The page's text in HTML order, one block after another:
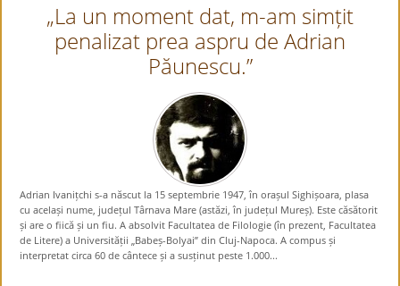
„La un moment dat, m-am simțit
penalizat prea aspru de Adrian
Păunescu.”
Adrian Ivanițchi s-a născut la 15 septembrie 1947, în orașul Sighișoara, plasa
cu același nume, județul Târnava Mare (astăzi, în județul Mureș). Este căsătorit
și are o fiică și un fiu. A absolvit Facultatea de Filologie (în prezent, Facultatea
de Litere) a Universității „Babeș-Bolyai” din Cluj-Napoca. A compus și
interpretat circa 60 de cântece și a susținut peste 1.000...